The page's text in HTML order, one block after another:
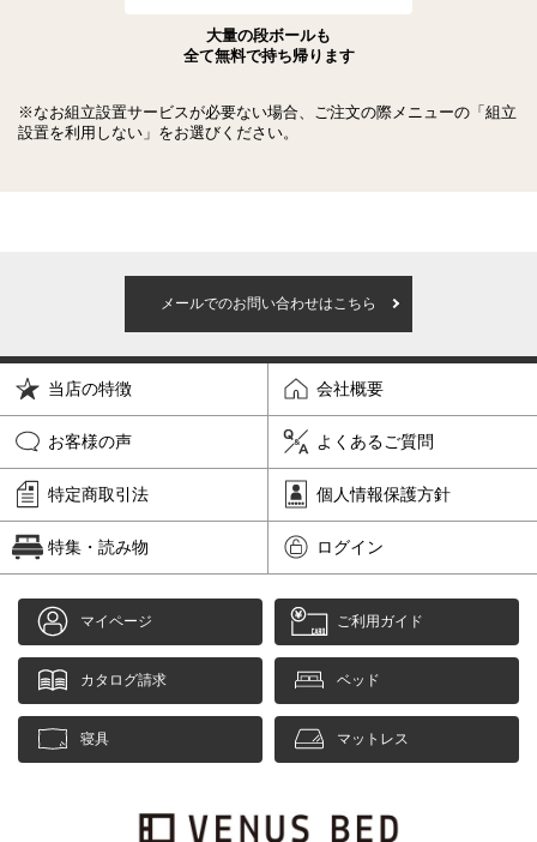
大量の段ボールも
全て無料で持ち帰ります
※なお組立設置サービスが必要ない場合、ご注文の際メニューの「組立
設置を利用しない」をお選びください。
メールでのお問い合わせはこちら
当店の特徴 会社概要
お客様の声 よくあるご質問
特定商取引法 個人情報保護方針
特集・読み物 ログイン
マイページ ご利用ガイド
カタログ請求 ベッド
寝具 マットレス